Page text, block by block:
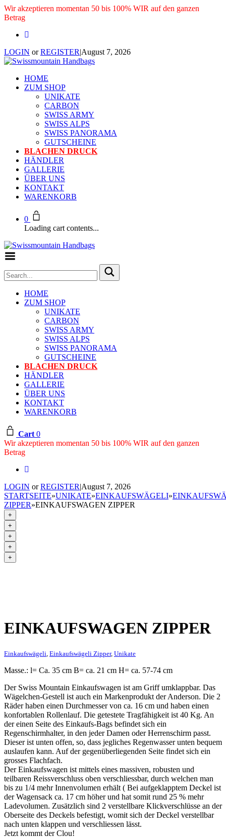
Wir akzeptieren momentan 50 bis 100% WIR auf den ganzen
Betrag
LOGIN orREGISTER|August 7, 2026
HOME
ZUM SHOP
UNIKATE
CARBON
SWISS ARMY
SWISS ALPS
SWISS PANORAMA
GUTSCHEINE
BLACHEN DRUCK
HÄNDLER
GALLERIE
ÜBER UNS
KONTAKT
WARENKORB
0
Loading cart contents...
HOME
ZUM SHOP
UNIKATE
CARBON
SWISS ARMY
SWISS ALPS
SWISS PANORAMA
GUTSCHEINE
BLACHEN DRUCK
HÄNDLER
GALLERIE
ÜBER UNS
KONTAKT
WARENKORB
Cart 0
Wir akzeptieren momentan 50 bis 100% WIR auf den ganzen
Betrag
LOGIN orREGISTER|August 7, 2026
STARTSEITE»UNIKATE»EINKAUFSWÄGELI»
ZIPPER»EINKAUFSWAGEN ZIPPER
+
+
+
+
+
EINKAUFSWAGEN ZIPPER
Einkaufswägeli Einkaufswägeli Zipper, Unikate
Masse.: l= Ca. 35 cm B= ca. 21 cm H= ca. 57-74 cm
Der Swiss Mountain Einkaufswagen ist am Griff umklappbar. Das
Wägelchen-Gestell ist auch ein Markenprodukt der Anderson. Die 2
Räder haben einen Durchmesser von ca. 16 cm und haben einen
konfortablen Rollenlauf. Die getestete Tragfähigkeit ist 40 Kg. An
der einen Seite des Einkaufs-Bags befindet sich ein
Regenschirmhalter, in den jeder Damen oder Herrenschirm passt.
Dieser ist unten offen, so, dass jegliches Regenwasser unten bequem
auslaufen kann. Auf der gegenüberliegenden Seite findet sich ein
grosses Flachfach.
Der Einkaufswagen ist mittels eines massiven, robusten und
teilbaren Reissverschluss oben verschliessbar, durch welchen man
bis zu 1/4 mehr Innenvolumen erhält ( Bei aufgeklapptem Deckel ist
der Wagensack ca. 17 cm höher und hat somit rund 25 % mehr
Ladevolumen. Zusätzlich sind 2 verstellbare Klickverschlüsse an der
Oberseite des Deckels befestigt, womit sich der Deckel verstellbar
nach unten klappen und verschliessen lässt.
Jetzt kommt der Clou!